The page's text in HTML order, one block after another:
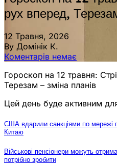
рух вперед,
12 Травня, 2026
By Домінік К.
Коментарів немає
Гороскоп на 12 травня:
Терезам – зміна планів
Цей день буде активним
США вдарили санкціями по мережі
Китаю
Військові пенсіонери можуть
потрібно зробити